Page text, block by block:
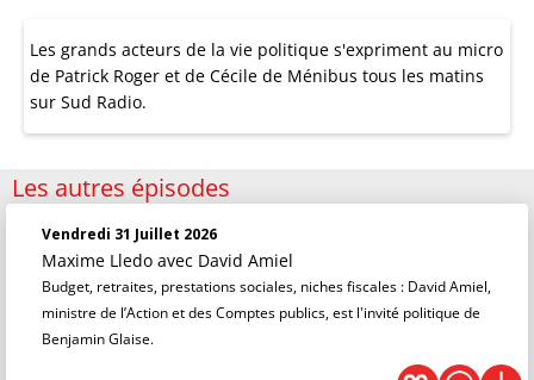
Les grands acteurs de la vie politique s'expriment au micro
de Patrick Roger et de Cécile de Ménibus tous les matins
sur Sud Radio.
Les autres épisodes
Vendredi 31 Juillet 2026
Maxime Lledo avec David Amiel
Budget, retraites, prestations sociales, niches fiscales : David Amiel,
ministre de l’Action et des Comptes publics, est l'invité politique de
Benjamin Glaise.